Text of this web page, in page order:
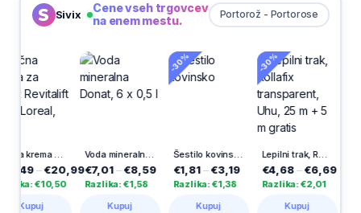
Sivix Portorož - Portorose
Cene vseh trgovcev
na enem mestu.
Nočna krema za obraz Revitalift Filler, Loreal, 50 ml
€20,99
€10,50
Voda mineralna Donat, 6 x 0,5 l
€7,01 –€8,59
Razlika: €1,58
Šestilo kovinsko
€1,81 –€3,19
Razlika: €1,38
Lepilni trak, Rollafix transparent, Uhu, 25 m + 5 m gratis
€4,68–€6,69
Razlika: €2,01
-30%
€2,09
Razlika: